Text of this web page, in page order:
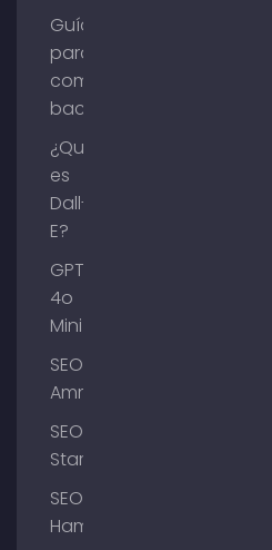
Guía
para
comprar
backlinks
¿Qué
es
Dall-
E?
GPT-
4o
Mini
SEO
Ammersee
SEO
Starnberg
SEO
Hamburgo